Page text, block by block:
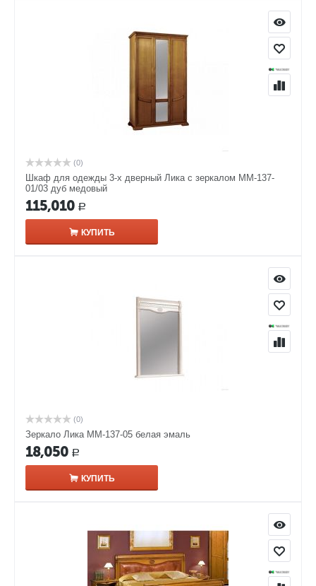
(0)
Шкаф для одежды 3-х дверный Лика с зеркалом ММ-137-
01/03 дуб медовый
115,010 Р
КУПИТЬ
(0)
Зеркало Лика ММ-137-05 белая эмаль
18,050 Р
КУПИТЬ